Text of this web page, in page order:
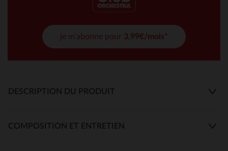
je m'abonne pour 3,99€/mois*
DESCRIPTION DU PRODUIT
COMPOSITION ET ENTRETIEN